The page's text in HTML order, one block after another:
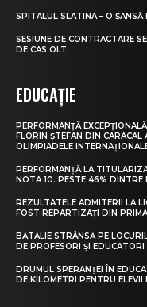
SPITALUL SLATINA – O ȘANSĂ
SESIUNE DE CONTRACTARE
DE CAS OLT
EDUCAȚIE
PERFORMANȚĂ
FLORIN ȘTEFAN DIN CARACAL
OLIMPIADELE
PERFORMANȚĂ LA
NOTA 10. PESTE 46% DINTRE
REZULTATELE ADMITERII LA
FOST REPARTIZAȚI DIN
BĂTĂLIE STRÂNSĂ PE
DE PROFESORI ȘI
DRUMUL SPERANȚEI ÎN
DE KILOMETRI PENTRU ELEVII